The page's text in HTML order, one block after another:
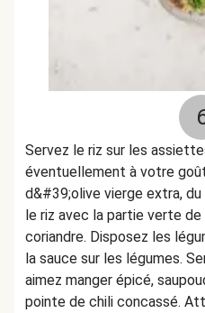
Servez le riz sur les
éventuellement à votre
d&#39;olive vierge extra,
le riz avec la partie verte
coriandre. Disposez les
la sauce sur les légumes.
aimez manger épicé,
pointe de chili concassé.